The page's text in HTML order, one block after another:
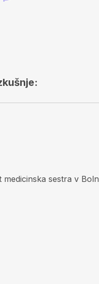
medicinska sestra v